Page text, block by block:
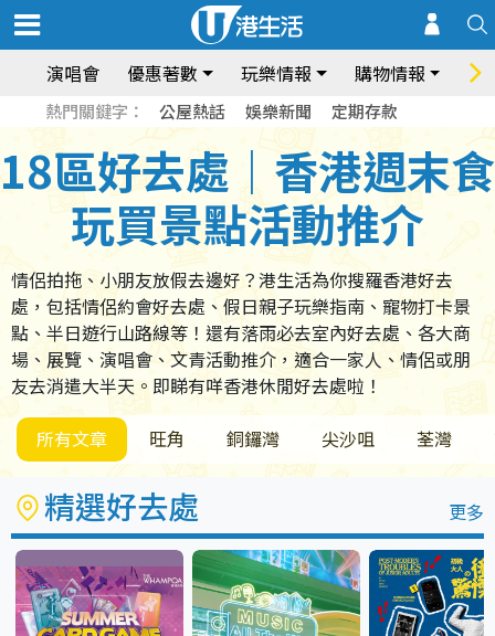
演唱會 優惠著數 玩樂情報 購物情報 飲
熱門關鍵字： 公屋熱話 娛樂新聞 定期存款
18區好去處｜香港週末食
玩買景點活動推介
情侶拍拖、小朋友放假去邊好？港生活為你搜羅香港好去
處，包括情侶約會好去處、假日親子玩樂指南、寵物打卡景
點、半日遊行山路線等！還有落雨必去室內好去處、各大商
場、展覽、演唱會、文青活動推介，適合一家人、情侶或朋
友去消遣大半天。即睇有咩香港休閒好去處啦！
所有文章
旺角 銅鑼灣 尖沙咀 荃灣
精選好去處 更多